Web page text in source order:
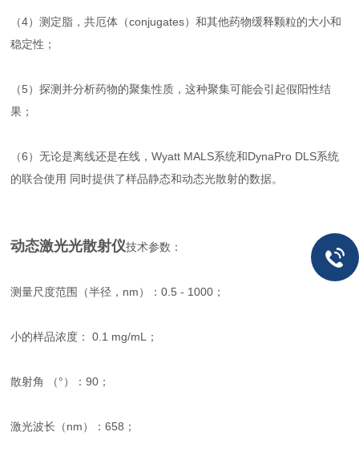
（4）测定脂，共厄体（conjugates）和其他药物缓释颗粒的大小和
稳定性；
（5）探测并分析药物的聚集性质，这种聚集可能会引起假阳性结
果；
（6）无论是离线还是在线，Wyatt MALS系统和DynaPro DLS系统
的联合使用 同时提供了样品静态和动态光散射的数据。
动态激光光散射仪技术参数：
测量尺度范围（半径，nm）：0.5 - 1000；
小的样品浓度： 0.1 mg/mL；
散射角 （°）：90；
激光波长（nm）：658；